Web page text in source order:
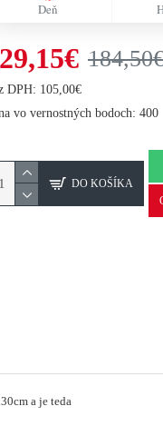
Deň
DPH: 105,00€
vo vernostných bodoch: 400
DO KOŠÍKA
a je teda